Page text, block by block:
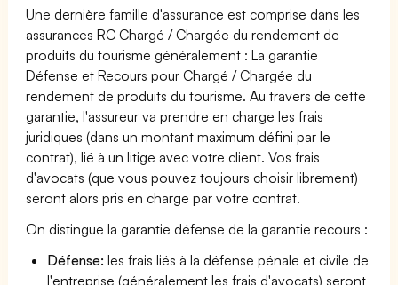
Une dernière famille d'assurance est comprise dans les
assurances RC Chargé / Chargée du rendement de
produits du tourisme généralement : La garantie
Défense et Recours pour Chargé / Chargée du
rendement de produits du tourisme. Au travers de cette
garantie, l'assureur va prendre en charge les frais
juridiques (dans un montant maximum défini par le
contrat), lié à un litige avec votre client. Vos frais
d'avocats (que vous pouvez toujours choisir librement)
seront alors pris en charge par votre contrat.
On distingue la garantie défense de la garantie recours :
Défense: les frais liés à la défense pénale et civile de
l'entreprise (généralement les frais d'avocats) seront